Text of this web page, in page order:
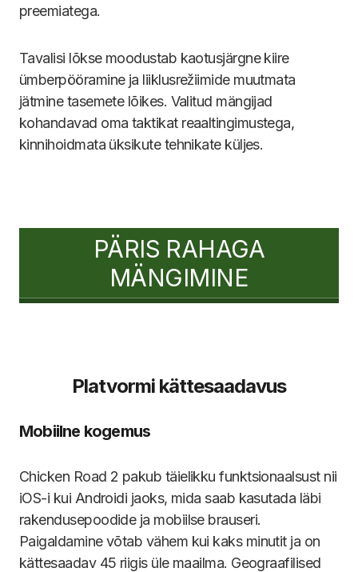
preemiatega.
Tavalisi lõkse moodustab kaotusjärgne kiire
ümberpööramine ja liiklusrežiimide muutmata
jätmine tasemete lõikes. Valitud mängijad
kohandavad oma taktikat reaaltingimustega,
kinnihoidmata üksikute tehnikate küljes.
PÄRIS RAHAGA
MÄNGIMINE
Platvormi kättesaadavus
Mobiilne kogemus
Chicken Road 2 pakub täielikku funktsionaalsust nii
iOS-i kui Androidi jaoks, mida saab kasutada läbi
rakendusepoodide ja mobiilse brauseri.
Paigaldamine võtab vähem kui kaks minutit ja on
kättesaadav 45 riigis üle maailma. Geograafilised